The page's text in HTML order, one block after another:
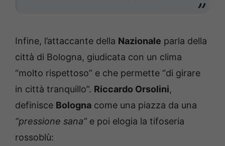
Infine, l’attaccante della Nazionale parla della
città di Bologna, giudicata con un clima
“molto rispettoso” e che permette “di girare
in città tranquillo”. Riccardo Orsolini,
definisce Bologna come una piazza da una
“pressione sana” e poi elogia la tifoseria
rossoblù: